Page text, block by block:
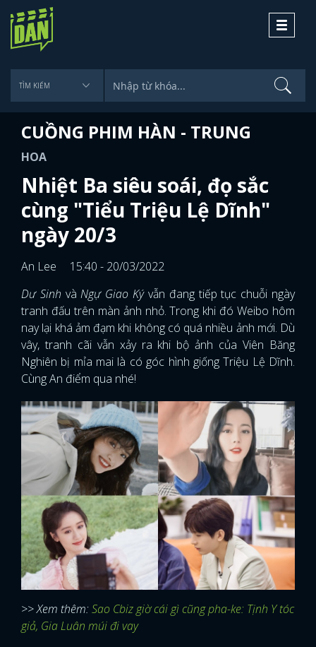
Toggle
CUỒNG PHIM HÀN - TRUNG
HOA
Nhiệt Ba siêu soái, đọ sắc
cùng "Tiểu Triệu Lệ Dĩnh"
ngày 20/3
An Lee
15:40 - 20/03/2022
Dư Sinh vàNgự Giao Kývẫn đang tiếp tục chuỗi ngày
tranh đấu trên màn ảnh nhỏ. Trong khi đó Weibo hôm
nay lại khá ảm đạm khi không có quá nhiều ảnh mới. Dù
vây, tranh cãi vẫn xảy ra khi bộ ảnh của Viên Băng
Nghiên bị mỉa mai là có góc hình giống Triệu Lệ Dĩnh.
Cùng An điểm qua nhé!
>> Xem thêm:Sao Cbiz giờ cái gì cũng pha-ke: Tịnh Y tóc
giả, Gia Luân múi đi vay